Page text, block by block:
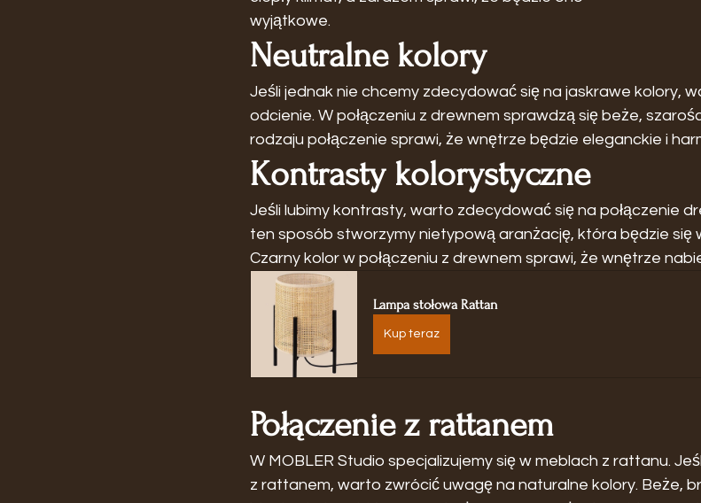
wyjątkowe.
Neutralne kolory
Jeśli jednak nie chcemy zdecydować się na jaskrawe kolory,
odcienie. W połączeniu z drewnem sprawdzą się beże,
rodzaju połączenie sprawi, że wnętrze będzie eleganckie i
Kontrasty kolorystyczne
Jeśli lubimy kontrasty, warto zdecydować się na połączenie
ten sposób stworzymy nietypową aranżację, która będzie się
Czarny kolor w połączeniu z drewnem sprawi, że wnętrze
Lampa stołowa Rattan
Kup teraz
Połączenie z rattanem
W MOBLER Studio specjalizujemy się w meblach z rattanu.
z rattanem, warto zwrócić uwagę na naturalne kolory. Beże,